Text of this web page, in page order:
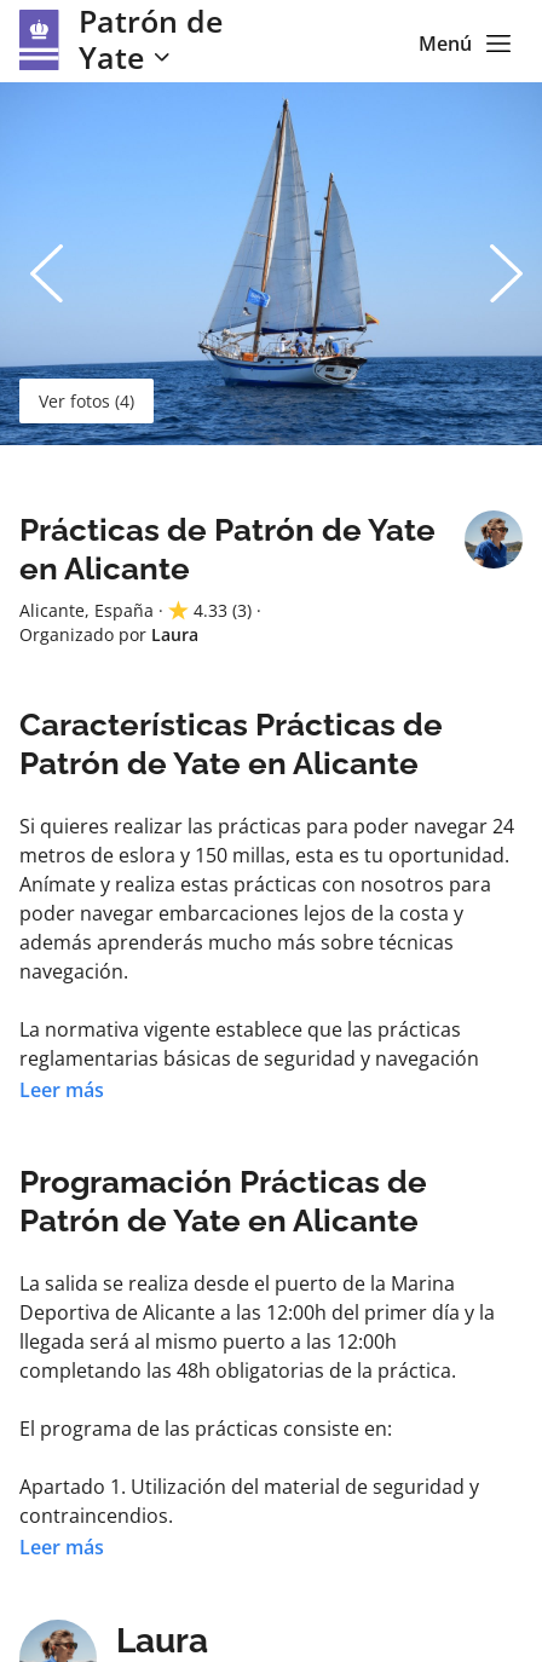
Patrón de
Yate
Menú
Ver fotos (4)
Prácticas de Patrón de Yate
en Alicante
Alicante, España · 4.33 (3) ·
Organizado por Laura
Características Prácticas de
Patrón de Yate en Alicante
Si quieres realizar las prácticas para poder navegar 24
metros de eslora y 150 millas, esta es tu oportunidad.
Anímate y realiza estas prácticas con nosotros para
poder navegar embarcaciones lejos de la costa y
además aprenderás mucho más sobre técnicas
navegación.
La normativa vigente establece que las prácticas
reglamentarias básicas de seguridad y navegación
para la obtención del título de patrón de yate, tendrán
debiendo realizar cada alumno, por lo menos, una
guardia de navegación completa de día y otra de
noche. 24m eslora y 150 millas de la costa
Leer más
Programación Prácticas de
Patrón de Yate en Alicante
La salida se realiza desde el puerto de la Marina
Deportiva de Alicante a las 12:00h del primer día y la
llegada será al mismo puerto a las 12:00h
completando las 48h obligatorias de la práctica.
El programa de las prácticas consiste en:
Apartado 1. Utilización del material de seguridad y
contraincendios.
Apartado 3. Comprobaciones antes de salir a la mar.
Leer más
Laura